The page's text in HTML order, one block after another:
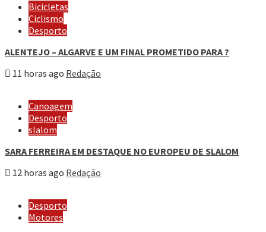
Bicicletas
Ciclismo
Desporto
ALENTEJO – ALGARVE E UM FINAL PROMETIDO PARA ?
11 horas ago Redação
Canoagem
Desporto
slalom
SARA FERREIRA EM DESTAQUE NO EUROPEU DE SLALOM
12 horas ago Redação
Desporto
Motores